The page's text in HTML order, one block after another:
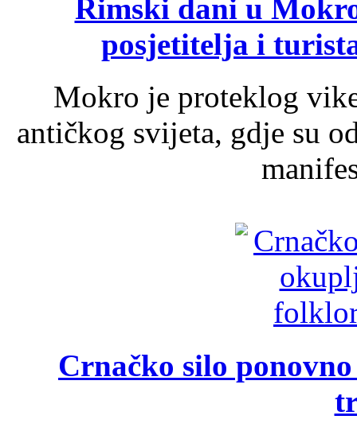
Rimski dani u
posjetitelja i
Mokro je proteklog
antičkog svijeta, gdje su
Crnačko silo